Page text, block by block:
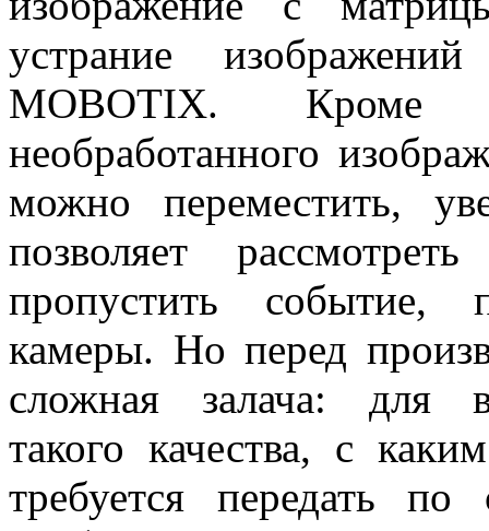
устрание
MOBOTIX. Кроме
необработанного
можно переместить,
позволяет
пропустить событие,
камеры. Но перед
сложная залача: для
такого качества, с
требуется передать